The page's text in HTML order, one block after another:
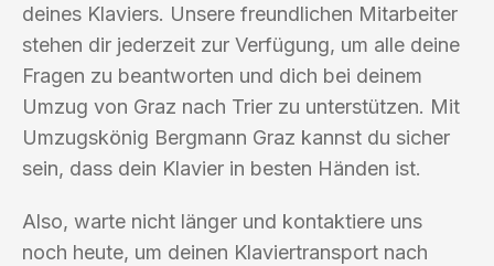
deines Klaviers. Unsere freundlichen Mitarbeiter
stehen dir jederzeit zur Verfügung, um alle deine
Fragen zu beantworten und dich bei deinem
Umzug von Graz nach Trier zu unterstützen. Mit
Umzugskönig Bergmann Graz kannst du sicher
sein, dass dein Klavier in besten Händen ist.
Also, warte nicht länger und kontaktiere uns
noch heute, um deinen Klaviertransport nach